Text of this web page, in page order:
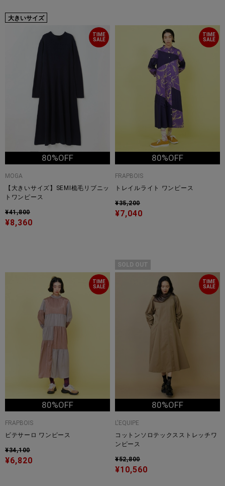
大きいサイズ
TIME
SALE
80%OFF
MOGA
【大きいサイズ】SEMI梳毛リブニッ
トワンピース
¥41,800
¥8,360
TIME
SALE
80%OFF
FRAPBOIS
トレイルライト ワンピース
¥35,200
¥7,040
TIME
SALE
80%OFF
FRAPBOIS
ビテサーロ ワンピース
¥34,100
¥6,820
SOLD OUT
TIME
SALE
80%OFF
L'EQUIPE
コットンソロテックスストレッチワ
ンピース
¥52,800
¥10,560